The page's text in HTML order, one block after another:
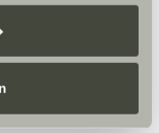
oder wählen Sie
aus,
Ihrer
nicht erforderlich
widerrufen